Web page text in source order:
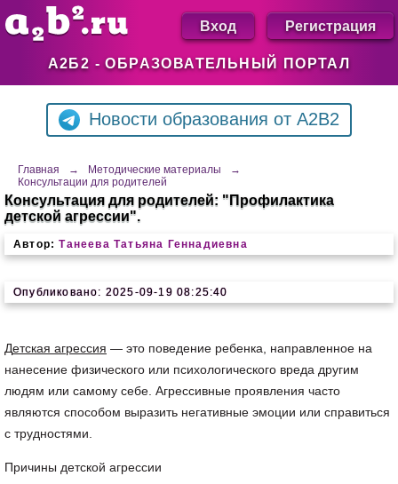
А2Б2 - ОБРАЗОВАТЕЛЬНЫЙ ПОРТАЛ
Вход Регистрация
Новости образования от A2B2
Главная → Методические материалы
→
Консультации для родителей
Консультация для родителей: "Профилактика
детской агрессии".
Автор: Танеева Татьяна Геннадиевна
Опубликовано: 2025-09-19 08:25:40
Детская агрессия — это поведение ребенка, направленное на
нанесение физического или психологического вреда другим
людям или самому себе. Агрессивные проявления часто
являются способом выразить негативные эмоции или справиться
с трудностями.
Причины детской агрессии